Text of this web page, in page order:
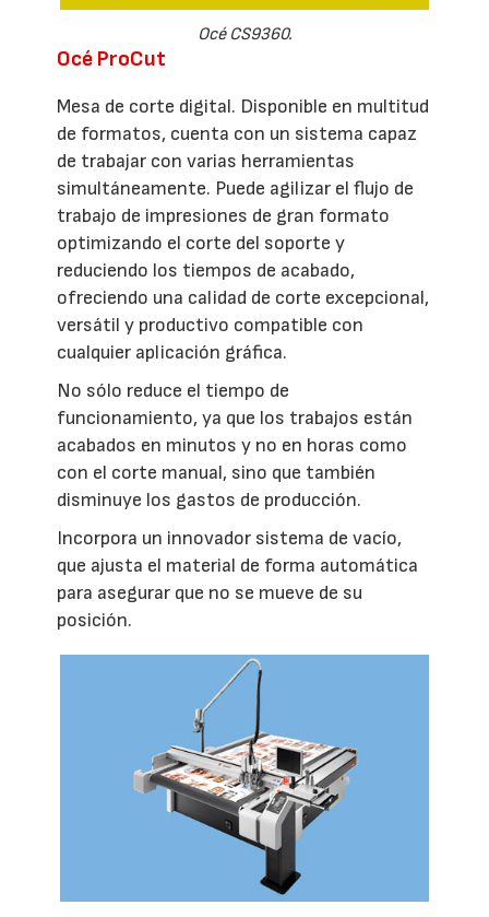
Océ CS9360.
Océ ProCut
Mesa de corte digital. Disponible en multitud
de formatos, cuenta con un sistema capaz
de trabajar con varias herramientas
simultáneamente. Puede agilizar el flujo de
trabajo de impresiones de gran formato
optimizando el corte del soporte y
reduciendo los tiempos de acabado,
ofreciendo una calidad de corte excepcional,
versátil y productivo compatible con
cualquier aplicación gráfica.
No sólo reduce el tiempo de
funcionamiento, ya que los trabajos están
acabados en minutos y no en horas como
con el corte manual, sino que también
disminuye los gastos de producción.
Incorpora un innovador sistema de vacío,
que ajusta el material de forma automática
para asegurar que no se mueve de su
posición.